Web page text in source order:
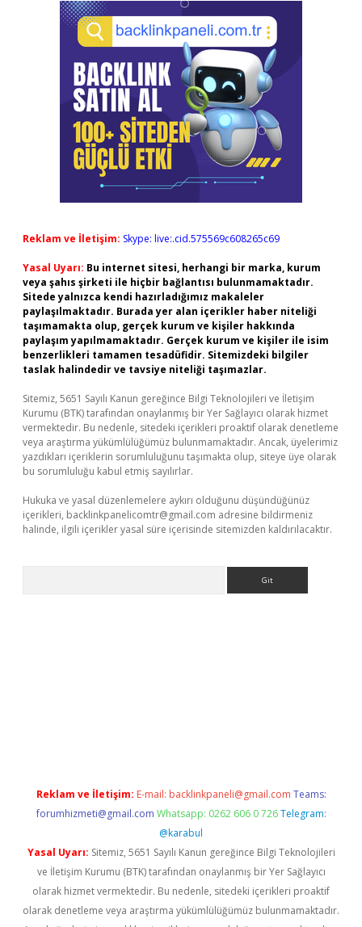
Reklam ve İletişim: Skype: live:.cid.575569c608265c69
Yasal Uyarı: Bu internet sitesi, herhangi bir marka, kurum
veya şahıs şirketi ile hiçbir bağlantısı bulunmamaktadır.
Sitede yalnızca kendi hazırladığımız makaleler
paylaşılmaktadır. Burada yer alan içerikler haber niteliği
taşımamakta olup, gerçek kurum ve kişiler hakkında
paylaşım yapılmamaktadır. Gerçek kurum ve kişiler ile isim
benzerlikleri tamamen tesadüfidir. Sitemizdeki bilgiler
taslak halindedir ve tavsiye niteliği taşımazlar.
Sitemiz, 5651 Sayılı Kanun gereğince Bilgi Teknolojileri ve İletişim
Kurumu (BTK) tarafından onaylanmış bir Yer Sağlayıcı olarak hizmet
vermektedir. Bu nedenle, sitedeki içerikleri proaktif olarak denetleme
veya araştırma yükümlülüğümüz bulunmamaktadır. Ancak, üyelerimiz
yazdıkları içeriklerin sorumluluğunu taşımakta olup, siteye üye olarak
bu sorumluluğu kabul etmiş sayılırlar.
Hukuka ve yasal düzenlemelere aykırı olduğunu düşündüğünüz
içerikleri, backlinkpanelicomtr@gmail.com adresine bildirmeniz
halinde, ilgili içerikler yasal süre içerisinde sitemizden kaldırılacaktır.
Reklam ve İletişim: E-mail: backlinkpaneli@gmail.com Teams:
forumhizmeti@gmail.com Whatsapp: 0262 606 0 726 Telegram:
@karabul
Yasal Uyarı: Sitemiz, 5651 Sayılı Kanun gereğince Bilgi Teknolojileri
ve İletişim Kurumu (BTK) tarafından onaylanmış bir Yer Sağlayıcı
olarak hizmet vermektedir. Bu nedenle, sitedeki içerikleri proaktif
olarak denetleme veya araştırma yükümlülüğümüz bulunmamaktadır.